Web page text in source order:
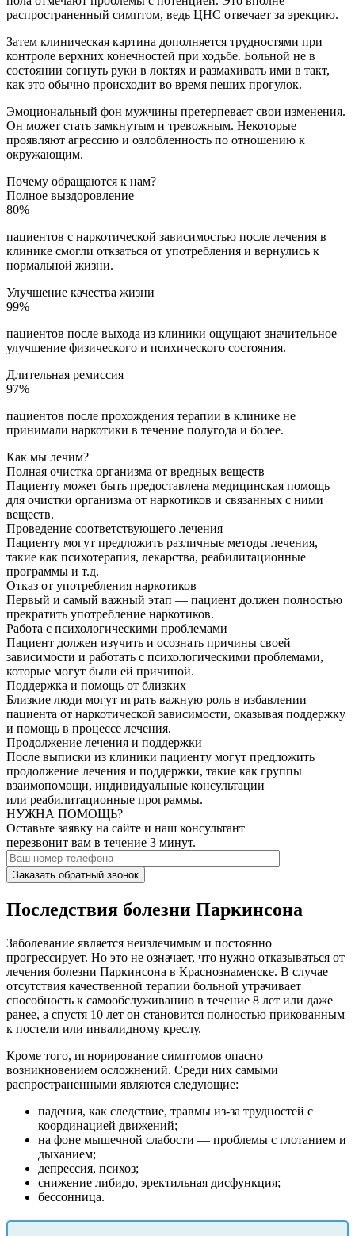
распространенный симптом, ведь ЦНС отвечает за эрекцию.
Затем клиническая картина дополняется трудностями при
контроле верхних конечностей при ходьбе. Больной не в
состоянии согнуть руки в локтях и размахивать ими в такт,
как это обычно происходит во время пеших прогулок.
Эмоциональный фон мужчины претерпевает свои изменения.
Он может стать замкнутым и тревожным. Некоторые
проявляют агрессию и озлобленность по отношению к
окружающим.
Почему обращаются к нам?
Полное выздоровление
80%
пациентов с наркотической зависимостью после лечения в
клинике смогли откзаться от употребления и вернулись к
нормальной жизни.
Улучшение качества жизни
99%
пациентов после выхода из клиники ощущают значительное
улучшение физического и психического состояния.
Длительная ремиссия
97%
пациентов после прохождения терапии в клинике не
принимали наркотики в течение полугода и более.
Как мы лечим?
Полная очистка организма от вредных веществ
Пациенту может быть предоставлена медицинская помощь
для очистки организма от наркотиков и связанных с ними
веществ.
Проведение соответствующего лечения
Пациенту могут предложить различные методы лечения,
такие как психотерапия, лекарства, реабилитационные
программы и т.д.
Отказ от употребления наркотиков
Первый и самый важный этап — пациент должен полностью
прекратить употребление наркотиков.
Работа с психологическими проблемами
Пациент должен изучить и осознать причины своей
зависимости и работать с психологическими проблемами,
которые могут были ей причиной.
Поддержка и помощь от близких
Близкие люди могут играть важную роль в избавлении
пациента от наркотической зависимости, оказывая поддержку
и помощь в процессе лечения.
Продолжение лечения и поддержки
После выписки из клиники пациенту могут предложить
продолжение лечения и поддержки, такие как группы
взаимопомощи, индивидуальные консультации
или реабилитационные программы.
НУЖНА ПОМОЩЬ?
Оставьте заявку на сайте и наш консультант
перезвонит вам в течение 3 минут.
Заказать обратный звонок
Последствия болезни Паркинсона
Заболевание является неизлечимым и постоянно
прогрессирует. Но это не означает, что нужно отказываться от
лечения болезни Паркинсона в Краснознаменске. В случае
отсутствия качественной терапии больной утрачивает
способность к самообслуживанию в течение 8 лет или даже
ранее, а спустя 10 лет он становится полностью прикованным
к постели или инвалидному креслу.
Кроме того, игнорирование симптомов опасно
возникновением осложнений. Среди них самыми
распространенными являются следующие:
падения, как следствие, травмы из-за трудностей с
координацией движений;
на фоне мышечной слабости — проблемы с глотанием и
дыханием;
депрессия, психоз;
снижение либидо, эректильная дисфункция;
бессонница.